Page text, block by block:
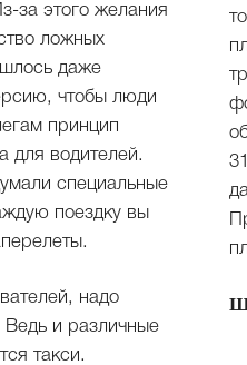
за этого желания
ложных
даже
чтобы люди
принцип
для водителей.
специальные
поездку вы
надо
Ведь и различные
такси.